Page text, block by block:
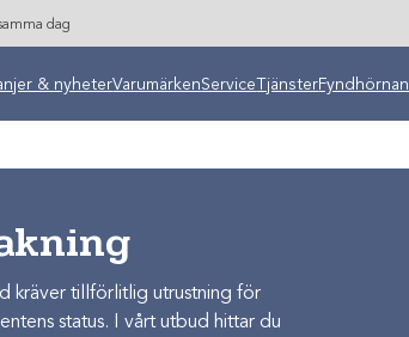
dag
& nyheterVarumärkenServiceTjänsterFyndhörnan
kräver tillförlitlig utrustning för
status. I vårt utbud hittar du